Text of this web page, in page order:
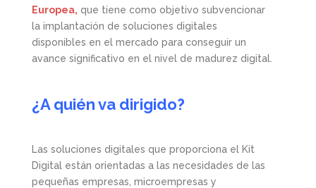
Europea, que tiene como objetivo subvencionar
la implantación de soluciones digitales
disponibles en el mercado para conseguir un
avance significativo en el nivel de madurez digital.
¿A quién va dirigido?
Las soluciones digitales que proporciona el Kit
Digital están orientadas a las necesidades de las
pequeñas empresas, microempresas y